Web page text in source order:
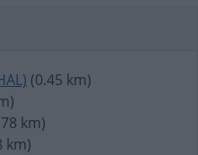
(0.45 km)
km)
km)